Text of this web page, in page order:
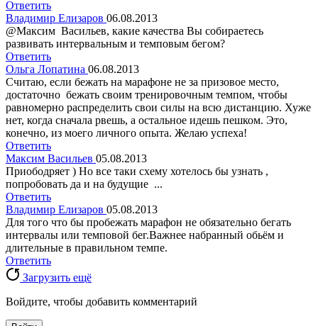
Ответить
Владимир Елизаров 06.08.2013
@Максим Васильев, какие качества Вы собираетесь
развивать интервальным и темповым бегом?
Ответить
Ольга Лопатина 06.08.2013
Считаю, если бежать на марафоне не за призовое место,
достаточно бежать своим тренировочным темпом, чтобы
равномерно распределить свои силы на всю дистанцию. Хуже
нет, когда сначала рвешь, а остальное идешь пешком. Это,
конечно, из моего личного опыта. Желаю успеха!
Ответить
Максим Васильев 05.08.2013
Приободряет ) Но все таки схему хотелось бы узнать ,
попробовать да и на будущие ...
Ответить
Владимир Елизаров 05.08.2013
Для того что бы пробежать марафон не обязательно бегать
интервалы или темповой бег.Важнее набранный обьём и
длительные в правильном темпе.
Ответить
Загрузить ещё
Войдите, чтобы добавить комментарий